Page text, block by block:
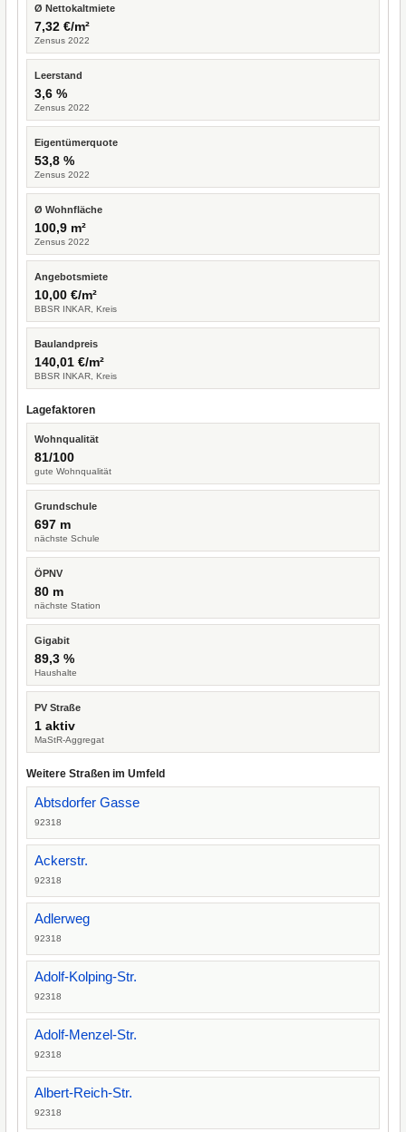
Ø Nettokaltmiete
7,32 €/m²
Zensus 2022
Leerstand
3,6 %
Zensus 2022
Eigentümerquote
53,8 %
Zensus 2022
Ø Wohnfläche
100,9 m²
Zensus 2022
Angebotsmiete
10,00 €/m²
BBSR INKAR, Kreis
Baulandpreis
140,01 €/m²
BBSR INKAR, Kreis
Lagefaktoren
Wohnqualität
81/100
gute Wohnqualität
Grundschule
697 m
nächste Schule
ÖPNV
80 m
nächste Station
Gigabit
89,3 %
Haushalte
PV Straße
1 aktiv
MaStR-Aggregat
Weitere Straßen im Umfeld
Abtsdorfer Gasse
92318
Ackerstr.
92318
Adlerweg
92318
Adolf-Kolping-Str.
92318
Adolf-Menzel-Str.
92318
Albert-Reich-Str.
92318